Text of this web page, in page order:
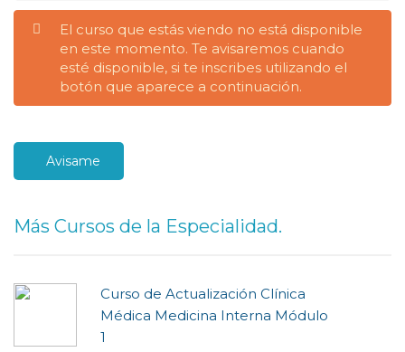
El curso que estás viendo no está disponible
en este momento. Te avisaremos cuando
esté disponible, si te inscribes utilizando el
botón que aparece a continuación.
Avisame
Más Cursos de la Especialidad.
Curso de Actualización Clí­nica
Médica Medicina Interna Módulo
1